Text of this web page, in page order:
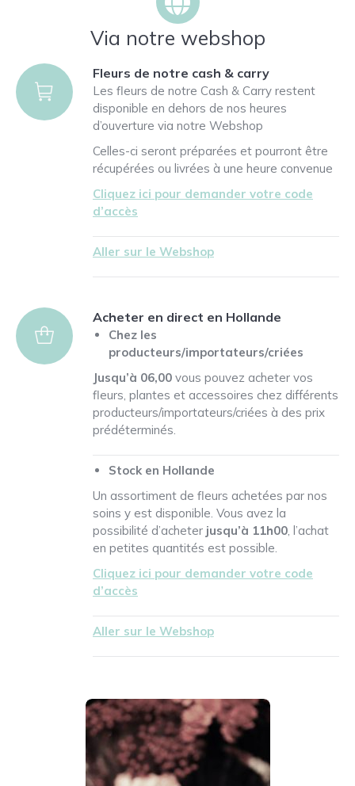
Via notre webshop
Fleurs de notre cash & carry
Les fleurs de notre Cash & Carry restent
disponible en dehors de nos heures
d’ouverture via notre Webshop
Celles-ci seront préparées et pourront être
récupérées ou livrées à une heure convenue
Cliquez ici pour demander votre code
d’accès
Aller sur le Webshop
Acheter en direct en Hollande
Chez les
producteurs/importateurs/criées
Jusqu’à 06,00 vous pouvez acheter vos
fleurs, plantes et accessoires chez différents
producteurs/importateurs/criées à des prix
prédéterminés.
Stock en Hollande
Un assortiment de fleurs achetées par nos
soins y est disponible. Vous avez la
possibilité d’acheter jusqu’à 11h00, l’achat
en petites quantités est possible.
Cliquez ici pour demander votre code
d’accès
Aller sur le Webshop